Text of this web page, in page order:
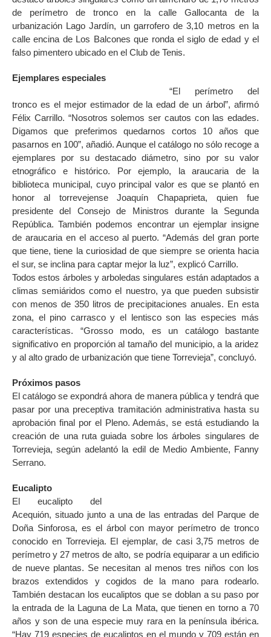
de perímetro de tronco en la calle Gallocanta de la
urbanización Lago Jardín, un garrofero de 3,10 metros en la
calle encina de Los Balcones que ronda el siglo de edad y el
falso pimentero ubicado en el Club de Tenis.
Ejemplares especiales
“El perímetro del
tronco es el mejor estimador de la edad de un árbol”, afirmó
Félix Carrillo. “Nosotros solemos ser cautos con las edades.
Digamos que preferimos quedarnos cortos 10 años que
pasarnos en 100”, añadió. Aunque el catálogo no sólo recoge a
ejemplares por su destacado diámetro, sino por su valor
etnográfico e histórico. Por ejemplo, la araucaria de la
biblioteca municipal, cuyo principal valor es que se plantó en
honor al torrevejense Joaquín Chapaprieta, quien fue
presidente del Consejo de Ministros durante la Segunda
República. También podemos encontrar un ejemplar insigne
de araucaria en el acceso al puerto. “Además del gran porte
que tiene, tiene la curiosidad de que siempre se orienta hacia
el sur, se inclina para captar mejor la luz”, explicó Carrillo.
Todos estos árboles y arboledas singulares están adaptados a
climas semiáridos como el nuestro, ya que pueden subsistir
con menos de 350 litros de precipitaciones anuales. En esta
zona, el pino carrasco y el lentisco son las especies más
características. “Grosso modo, es un catálogo bastante
significativo en proporción al tamaño del municipio, a la aridez
y al alto grado de urbanización que tiene Torrevieja”, concluyó.
Próximos pasos
El catálogo se expondrá ahora de manera pública y tendrá que
pasar por una preceptiva tramitación administrativa hasta su
aprobación final por el Pleno. Además, se está estudiando la
creación de una ruta guiada sobre los árboles singulares de
Torrevieja, según adelantó la edil de Medio Ambiente, Fanny
Serrano.
Eucalipto
El eucalipto del
Acequión, situado junto a una de las entradas del Parque de
Doña Sinforosa, es el árbol con mayor perímetro de tronco
conocido en Torrevieja. El ejemplar, de casi 3,75 metros de
perímetro y 27 metros de alto, se podría equiparar a un edificio
de nueve plantas. Se necesitan al menos tres niños con los
brazos extendidos y cogidos de la mano para rodearlo.
También destacan los eucaliptos que se doblan a su paso por
la entrada de la Laguna de La Mata, que tienen en torno a 70
años y son de una especie muy rara en la península ibérica.
“Hay 719 especies de eucaliptos en el mundo y 709 están en